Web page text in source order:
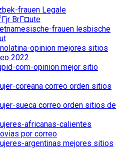
frauen Legale
BrГ¤ute
frauen lesbische
opinion mejores sitios
2022
com-opinion mejor sitio
coreana correo orden sitios
sueca correo orden sitios de
africanas-calientes
por correo
argentinas mejores sitios